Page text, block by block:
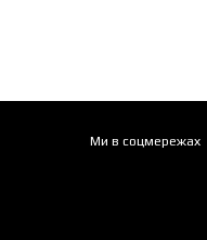
Ми в соцмережах